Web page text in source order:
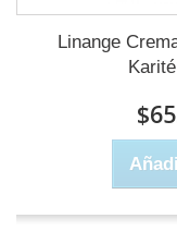
Linange